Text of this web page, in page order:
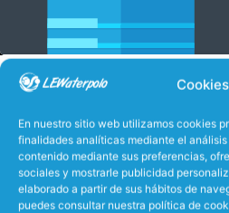
Cookies
En nuestro sitio web utilizamos cookies
finalidades analíticas mediante el
contenido mediante sus preferencias,
sociales y mostrarle publicidad
elaborado a partir de sus hábitos de
puedes consultar nuestra política de
P1
14 EVENTOS
P3
13 EVENTOS
1:07
Alba Muñoz
Expulsión de 18s.
1:28
Queralt Anton
Lanzamiento parado